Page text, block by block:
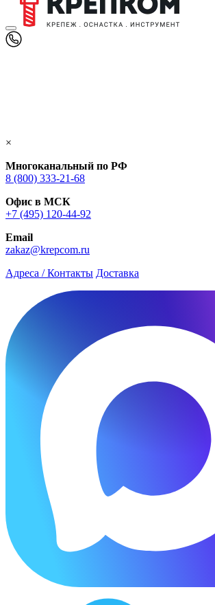
×
Многоканальный по РФ
8 (800) 333‑21-68
Офис в МСК
+7 (495) 120-44-92
Email
zakaz@krepcom.ru
Адреса / Контакты Доставка